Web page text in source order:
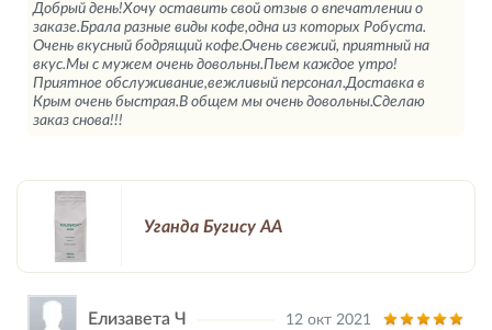
Добрый день!Хочу оставить свой отзыв о впечатлении о
заказе.Брала разные виды кофе,одна из которых Робуста.
Очень вкусный бодрящий кофе.Очень свежий, приятный на
вкус.Мы с мужем очень довольны.Пьем каждое утро!
Приятное обслуживание,вежливый персонал.Доставка в
Крым очень быстрая.В общем мы очень довольны.Сделаю
заказ снова!!!
Уганда Бугису АА
Елизавета Ч 12 окт 2021